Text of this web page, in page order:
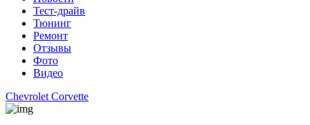
Тест-драйв
Тюнинг
Ремонт
Отзывы
Фото
Видео
Chevrolet Corvette